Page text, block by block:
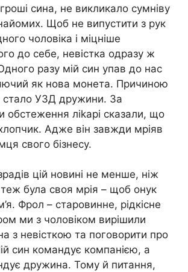
сина, не викликало сумніву
Щоб не випустити з рук
чоловіка і міцніше
до себе, невістка одразу ж
разу мій син упав до нас
як нова монета. Причиною
стало УЗД дружини. За
обстеження ліkарі сказали, що
Адже він завжди мріяв
свого бізнесу.
цій новині не менше, ніж
була своя мрія – щоб онук
Фрол – старовинне, рідкісне
ми з чоловіком вирішили
з невісткою та поговорити про
син командує компанією, а
дружина. Тому й питання,